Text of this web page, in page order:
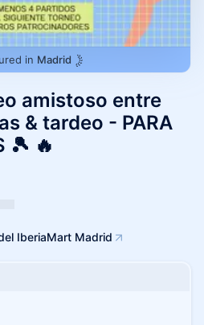
in Madrid
amistoso entre
& tardeo - PARA
🎾 🔥
IberiaMart Madrid